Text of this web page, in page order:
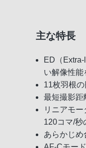
主な特長
ED（
い解像性能
11枚羽根
最短撮影距
リニアモ
120コマ/秒
あらかじめ